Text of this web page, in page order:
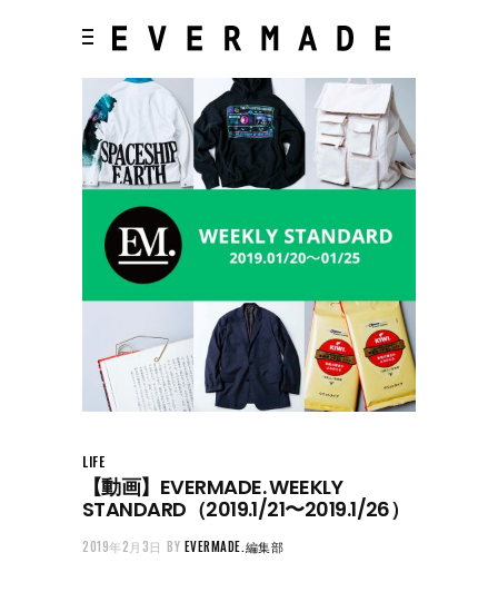
LIFE
【動画】EVERMADE. WEEKLY
STANDARD（2019.1/21〜2019.1/26）
2019年2月3日 BY EVERMADE.編集部